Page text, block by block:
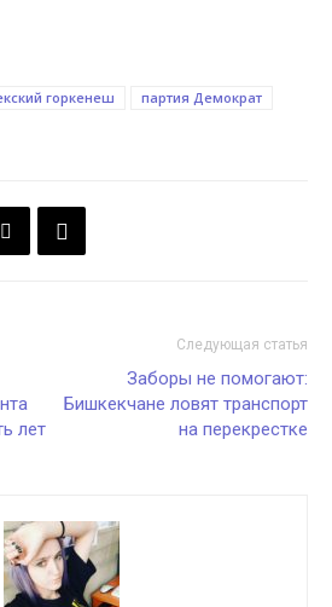
горкенеш
партия Демократ
лет
Следующая статья
Заборы не помогают:
Бишкекчане ловят транспорт
на перекрестке